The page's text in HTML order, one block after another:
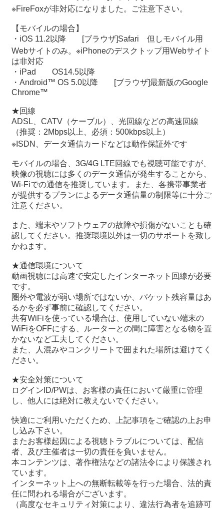
※FireFoxが非対応になりました。ご注意下さい。
【モバイルの場合】
・iOS 11.2以降 [ブラウザ]Safari 但しモバイル用
Webサイトのみ。※iPhoneのデスクトップ用Webサイト
は非対応
・iPad OS14.5以降
・Android™ OS 5.0以降 [ブラウザ]最新版のGoogle
Chrome™
★回線
ADSL、CATV（ケーブル）、光回線などの高速回線
（推奨：2Mbps以上、必須：500kbps以上）
※ISDN、データ通信カードなどは動作保証外です
モバイルの場合、3G/4G LTE回線でも視聴可能ですが、
映像の視聴には多くのデータ通信が発生することから、
Wi-Fiでの通信を推奨しています。また、各携帯事業者
が提供するプランによるデータ通信量の制限等に十分ご
注意ください。
また、端末やソフトウェアの故障や損傷がないことも確
認してください。推奨環境以外は一切のサポートを致し
かねます。
★通信環境について
動画視聴には高速で安定したインターネット回線が必要
です。
圏外や電波が弱い場所ではないか、パケット残容量はあ
るかを必ず事前に確認してください。
共有WiFiを使っている場合は、使用していない端末の
WiFiをOFFにする、ルーターとの間に障害となる物を置
かないなど工夫してください。
また、人混みやコンクリートで囲まれた場所は避けてく
ださい。
★安全対策について
ログインID/PWは、お客様の責任において厳重に管理
し、他人には絶対に教えないでください。
快適にご利用いただくため、上記事項をご確認の上お申
し込み下さい。
またお客様起因による視聴トラブルについては、配信
者、及び主催者は一切の責任を負いません。
本コンテンツは、著作権法などの諸法令により保護され
ています。
インターネット上への無断転載等を行った場合、法的責
任に問われる場合がございます。
（高度なセキュリティ対策により、違法行為者を追跡可